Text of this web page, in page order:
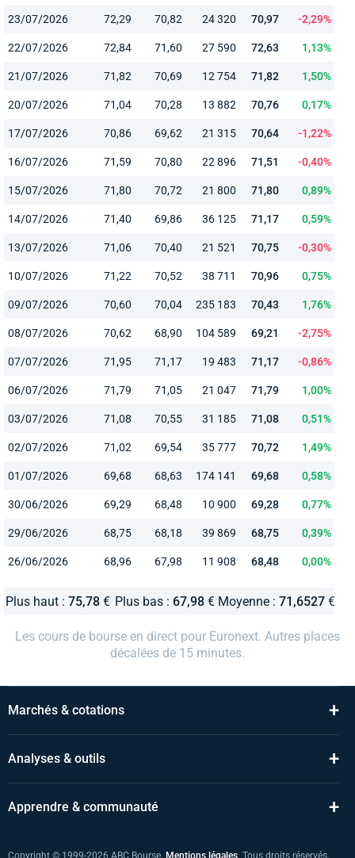
23/07/2026 72,29 70,82 24 320 70,97 -2,29%
22/07/2026 72,84 71,60 27 590 72,63 1,13%
21/07/2026 71,82 70,69 12 754 71,82 1,50%
20/07/2026 71,04 70,28 13 882 70,76 0,17%
17/07/2026 70,86 69,62 21 315 70,64 -1,22%
16/07/2026 71,59 70,80 22 896 71,51 -0,40%
15/07/2026 71,80 70,72 21 800 71,80 0,89%
14/07/2026 71,40 69,86 36 125 71,17 0,59%
13/07/2026 71,06 70,40 21 521 70,75 -0,30%
10/07/2026 71,22 70,52 38 711 70,96 0,75%
09/07/2026 70,60 70,04 235 183 70,43 1,76%
08/07/2026 70,62 68,90 104 589 69,21 -2,75%
07/07/2026 71,95 71,17 19 483 71,17 -0,86%
06/07/2026 71,79 71,05 21 047 71,79 1,00%
03/07/2026 71,08 70,55 31 185 71,08 0,51%
02/07/2026 71,02 69,54 35 777 70,72 1,49%
01/07/2026 69,68 68,63 174 141 69,68 0,58%
30/06/2026 69,29 68,48 10 900 69,28 0,77%
29/06/2026 68,75 68,18 39 869 68,75 0,39%
26/06/2026 68,96 67,98 11 908 68,48 0,00%
Plus haut : 75,78€ Plus bas : 67,98€ Moyenne : 71,6527 €
Les cours de bourse en direct pour Euronext. Autres places
décalées de 15 minutes.
Marchés & cotations +
Analyses & outils +
Apprendre & communauté +
Copyright © 1999-2026 ABC Bourse. Mentions légales. Tous droits réservés.